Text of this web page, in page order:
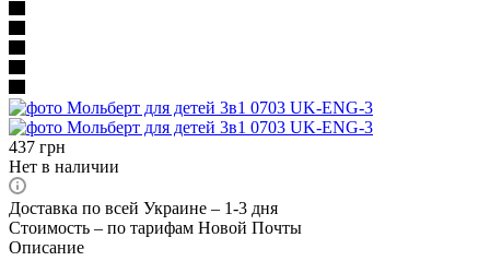
437 грн
Нет в наличии
Доставка по всей Украине – 1-3 дня
Стоимость – по тарифам Новой Почты
Описание